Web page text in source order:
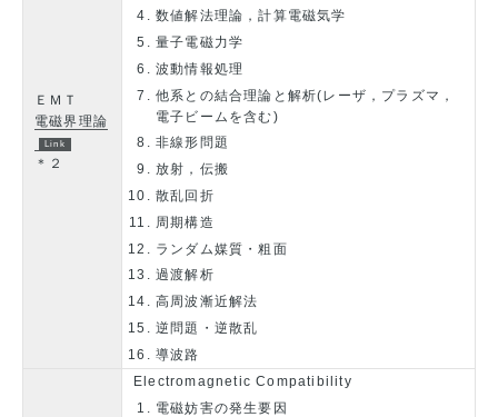
ＥＭＴ
電磁界理論
＊２
数値解法理論，計算電磁気学
量子電磁力学
波動情報処理
他系との結合理論と解析(レーザ，プラズマ，
電子ビームを含む)
非線形問題
放射，伝搬
散乱回折
周期構造
ランダム媒質・粗面
過渡解析
高周波漸近解法
逆問題・逆散乱
導波路
Electromagnetic Compatibility
電磁妨害の発生要因